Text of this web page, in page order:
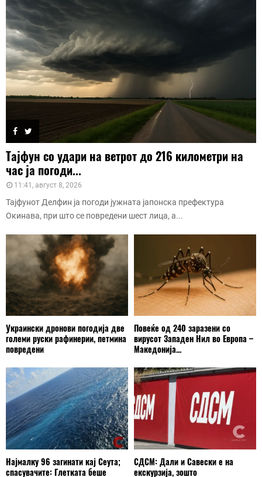
Тајфун со удари на ветрот до 216 километри на
час ја погоди...
11:41, август 8, 2026
Тајфунот Делфин ја погоди јужната јапонска префектура
Окинава, при што се повредени шест лица, а...
Украински дронови погодија две
големи руски рафинерии, петмина
повредени
Повеќе од 240 заразени со
вирусот Западен Нил во Европа –
Македонија...
Најмалку 96 загинати кај Сеута;
спасувачите: Глетката беше
СДСМ: Дали и Савески е на
екскурзија, зошто